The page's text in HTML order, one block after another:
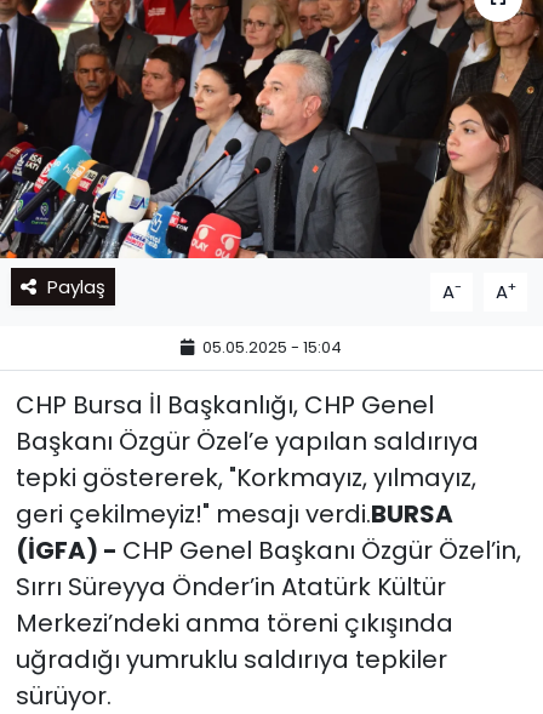
Paylaş A- A+
05.05.2025 - 15:04
CHP Bursa İl Başkanlığı, CHP Genel
Başkanı Özgür Özel’e yapılan saldırıya
tepki göstererek, "Korkmayız, yılmayız,
geri çekilmeyiz!" mesajı verdi.BURSA
(İGFA) - CHP Genel Başkanı Özgür Özel’in,
Sırrı Süreyya Önder’in Atatürk Kültür
Merkezi’ndeki anma töreni çıkışında
uğradığı yumruklu saldırıya tepkiler
sürüyor.
Son Dakika Haberleri
Haber Arşivi